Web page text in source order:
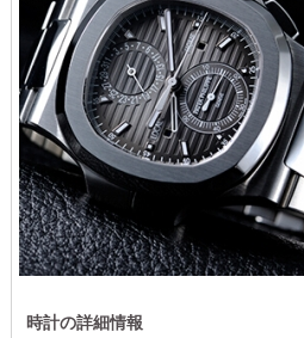
時計の詳細情報